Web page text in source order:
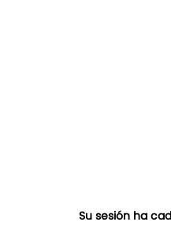
Su sesión ha